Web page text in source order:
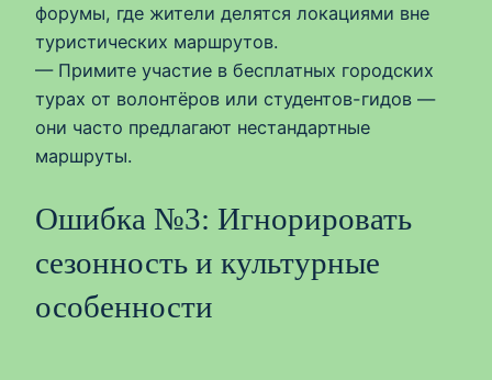
форумы, где жители делятся локациями вне
туристических маршрутов.
— Примите участие в бесплатных городских
турах от волонтёров или студентов-гидов —
они часто предлагают нестандартные
маршруты.
Ошибка №3: Игнорировать
сезонность и культурные
особенности